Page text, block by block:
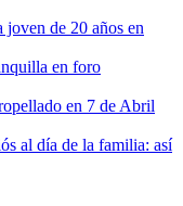
de 20 años en
en foro
en 7 de Abril
al día de la familia: así